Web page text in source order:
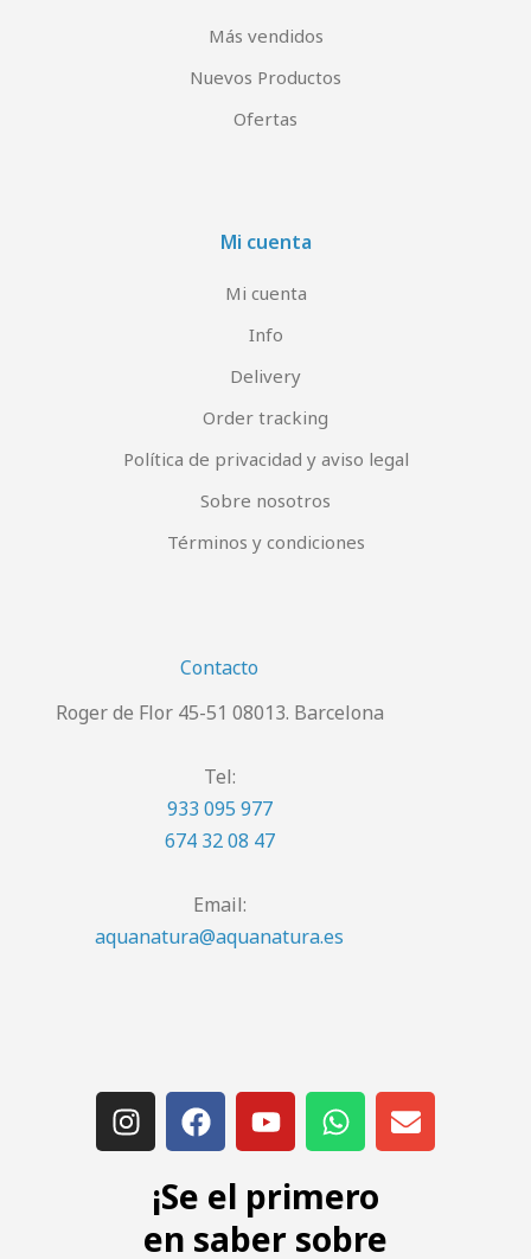
Más vendidos
Nuevos Productos
Ofertas
Mi cuenta
Mi cuenta
Info
Delivery
Order tracking
Política de privacidad y aviso legal
Sobre nosotros
Términos y condiciones
Contacto
Roger de Flor 45-51 08013. Barcelona
Tel:
933 095 977
674 32 08 47
Email:
aquanatura@aquanatura.es
¡Se el primero
en saber sobre